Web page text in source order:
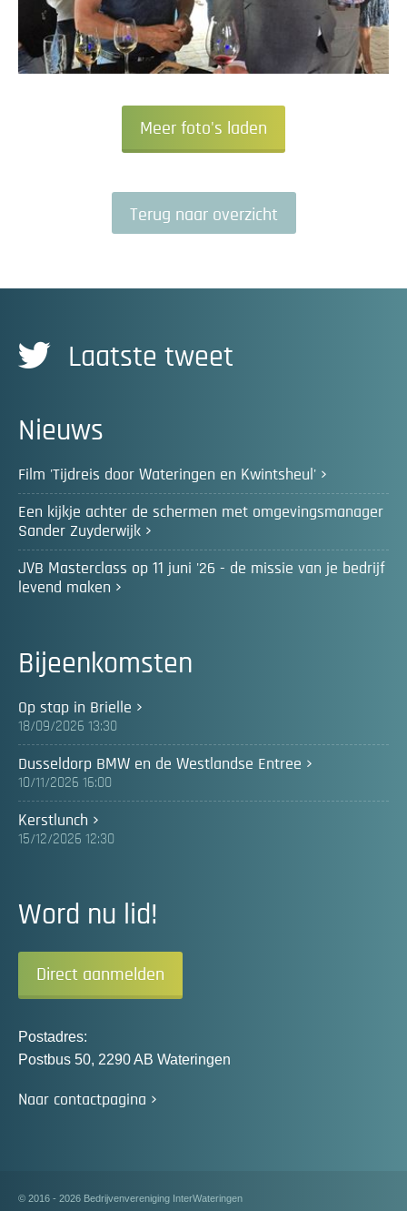
Meer foto's laden
Terug naar overzicht
Laatste tweet
Nieuws
Film 'Tijdreis door Wateringen en Kwintsheul'
Een kijkje achter de schermen met omgevingsmanager
Sander Zuyderwijk
JVB Masterclass op 11 juni '26 - de missie van je bedrijf
levend maken
Bijeenkomsten
Op stap in Brielle
18/09/2026 13:30
Dusseldorp BMW en de Westlandse Entree
10/11/2026 16:00
Kerstlunch
15/12/2026 12:30
Word nu lid!
Direct aanmelden
Postadres:
Postbus 50, 2290 AB Wateringen
Naar contactpagina
© 2016 - 2026 Bedrijvenvereniging InterWateringen